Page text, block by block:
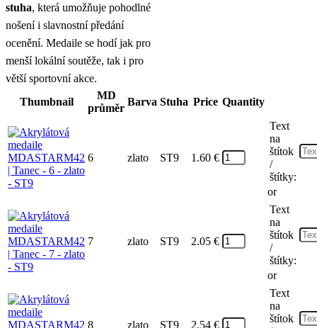
stuha, která umožňuje pohodlné
nošení i slavnostní předání
ocenění. Medaile se hodí jak pro
menší lokální soutěže, tak i pro
větší sportovní akce.
Thumbnail
MD
průměr
Barva Stuha Price Quantity
6 zlato ST9 1.60 €
Text
na
štítok
/
štítky:
or
7 zlato ST9 2.05 €
Text
na
štítok
/
štítky:
or
8 zlato ST9 2.54 €
Text
na
štítok